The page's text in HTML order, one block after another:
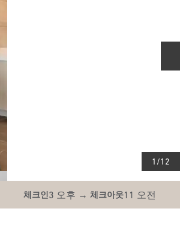
1 /12
체크인3 오후 → 체크아웃11 오전